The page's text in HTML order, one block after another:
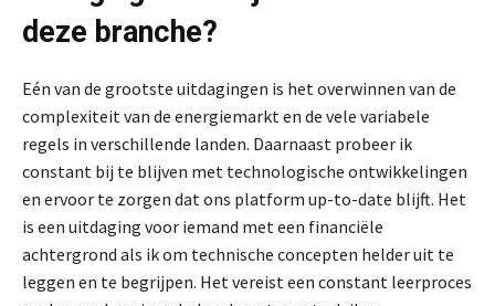
deze branche?
Eén van de grootste uitdagingen is het overwinnen van de
complexiteit van de energiemarkt en de vele variabele
regels in verschillende landen. Daarnaast probeer ik
constant bij te blijven met technologische ontwikkelingen
en ervoor te zorgen dat ons platform up-to-date blijft. Het
is een uitdaging voor iemand met een financiële
achtergrond als ik om technische concepten helder uit te
leggen en te begrijpen. Het vereist een constant leerproces